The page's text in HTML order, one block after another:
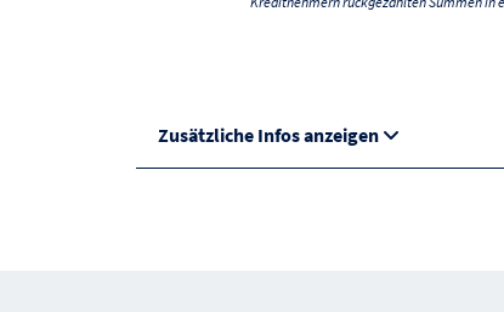
Zusätzliche Infos anzeigen